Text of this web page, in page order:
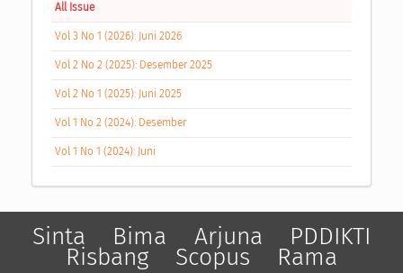
All Issue
Vol 3 No 1 (2026): Juni 2026
Vol 2 No 2 (2025): Desember 2025
Vol 2 No 1 (2025): Juni 2025
Vol 1 No 2 (2024): Desember
Vol 1 No 1 (2024): Juni
Sinta Bima Arjuna PDDIKTI
Risbang Scopus Rama